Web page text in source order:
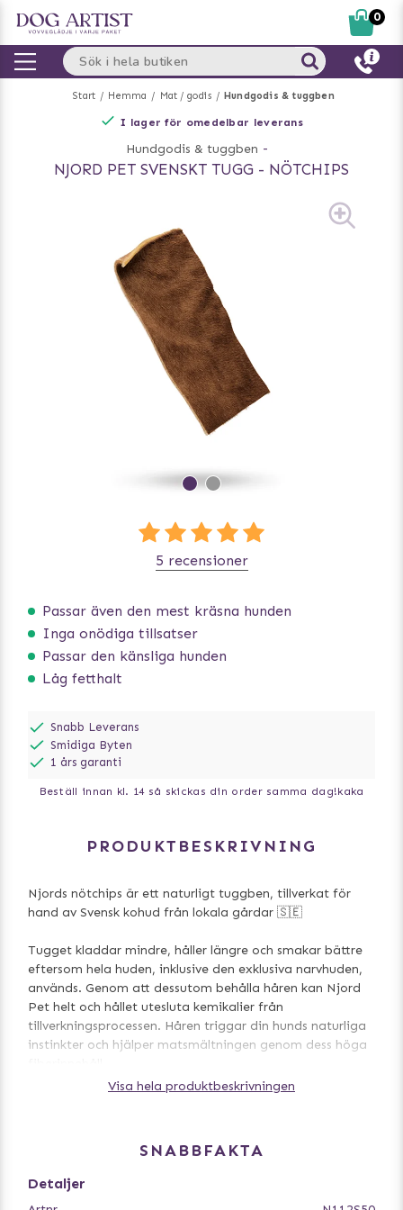
Start Hemma Mat / godis Hundgodis & tuggben
I lager för omedelbar leverans
Hundgodis & tuggben -
NJORD PET SVENSKT TUGG - NÖTCHIPS
Passar även den mest kräsna hunden
Inga onödiga tillsatser
Passar den känsliga hunden
Låg fetthalt
5 recensioner
Snabb Leverans
Smidiga Byten
1 års garanti
Beställ innan kl. 14 så skickas din order samma dag!kaka
PRODUKTBESKRIVNING
Njords nötchips är ett naturligt tuggben, tillverkat för
hand av Svensk kohud från lokala gårdar 🇸🇪
Tugget kladdar mindre, håller längre och smakar bättre
eftersom hela huden, inklusive den exklusiva narvhuden,
används. Genom att dessutom behålla håren kan Njord
Pet helt och hållet utesluta kemikalier från
tillverkningsprocessen. Håren triggar din hunds naturliga
instinkter och hjälper matsmältningen genom dess höga
längre sysselsättning för den mindre hunden.
Alla tugg tillverkas för hand och varje kohud är unik.
Visa hela produktbeskrivningen
SNABBFAKTA
Detaljer
0